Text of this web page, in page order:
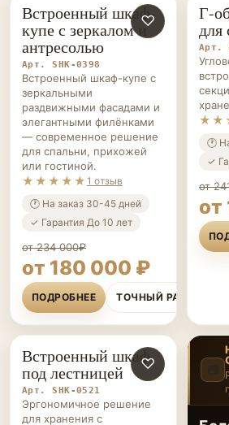
ШКАФЫ НА ЗАКАЗ ♡
Встроенный шкаф-
купе с зеркалом и
антресолью
Арт. SHK-0398
Встроенный шкаф-купе с
зеркальными
раздвижными фасадами и
элегантными филёнками
— современное решение
для спальни, прихожей
или гостиной.
★★★★★ 1 отзыв
🕐 На заказ 30-45 дней
✓ Гарантия До 10 лет
от 234 000₽
от 180 000 ₽
ПОДРОБНЕЕ ТОЧНЫЙ РАСЧЁТ
Г-
для
Арт.
🕐
✓
от
от
ШКАФЫ НА ЗАКАЗ ♡
Встроенный шкаф
под лестницей
Арт. SHK-0521
Эргономичное решение
для хранения с
‹